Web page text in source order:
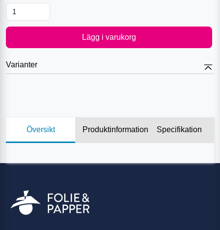
Lägg i varukorg
Varianter
Översikt Produktinformation Specifikation